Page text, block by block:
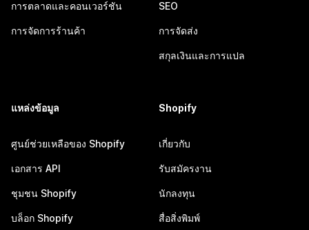
การตลาดและคอนเวอร์ชัน
การจัดการร้านค้า
SEO
การจัดส่ง
สกุลเงินและการแปล
แหล่งข้อมูล
ศูนย์ช่วยเหลือของ Shopify
เอกสาร API
ชุมชน Shopify
บล็อก Shopify
Shopify
เกี่ยวกับ
รับสมัครงาน
นักลงทุน
สื่อสิ่งพิมพ์